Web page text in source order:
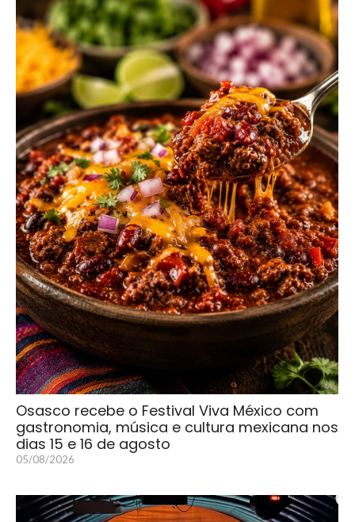
Osasco recebe o Festival Viva México com
gastronomia, música e cultura mexicana nos
dias 15 e 16 de agosto
05/08/2026